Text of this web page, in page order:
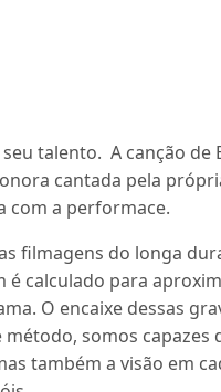
talento. A canção de
cantada pela
com a performace.
filmagens do longa
é calculado para
O encaixe dessas
somos capazes
também a visão em